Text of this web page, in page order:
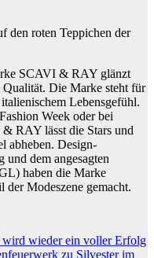
den roten Teppichen der
SCAVI & RAY glänzt
Qualität. Die Marke steht für
Lebensgefühl.
Week oder bei
RAY lässt die Stars und
abheben. Design-
und dem angesagten
haben die Marke
der Modeszene gemacht.
wird wieder ein voller Erfolg
zu Silvester im